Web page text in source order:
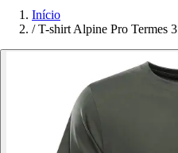
Início
/ T-shirt Alpine Pro Termes 3